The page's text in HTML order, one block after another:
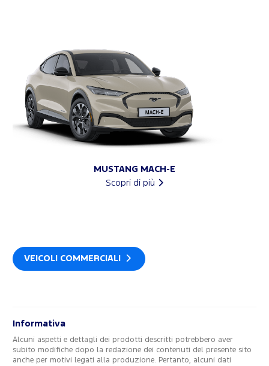
MUSTANG MACH-E
Scopri di più
VEICOLI COMMERCIALI
Informativa
Alcuni aspetti e dettagli dei prodotti descritti potrebbero aver
subito modifiche dopo la redazione dei contenuti del presente sito
anche per motivi legati alla produzione. Pertanto, alcuni dati